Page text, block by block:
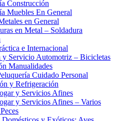
Construcción
Muebles En General
en General
en Metal – Soldadura
e Internacional
y Servicio Automotriz – Bicicletas
Manualidades
Cuidado Personal
y Refrigeración
y Servicios Afines
y Servicios Afines – Varios